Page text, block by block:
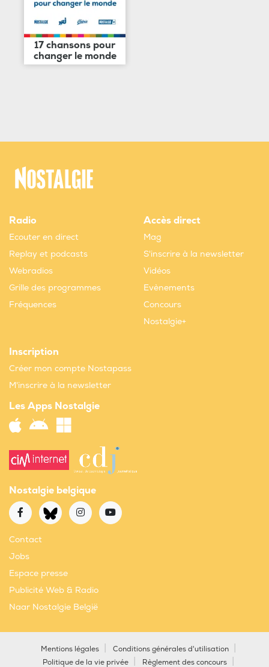
17 chansons pour
changer le monde
Radio
Ecouter en direct
Replay et podcasts
Webradios
Grille des programmes
Fréquences
Accès direct
Mag
S'inscrire à la newsletter
Vidéos
Evènements
Concours
Nostalgie+
Inscription
Créer mon compte Nostapass
M'inscrire à la newsletter
Les Apps Nostalgie
Nostalgie belgique
Contact
Jobs
Espace presse
Publicité Web & Radio
Naar Nostalgie België
Mentions légales
Conditions générales d'utilisation
Politique de la vie privée
Règlement des concours